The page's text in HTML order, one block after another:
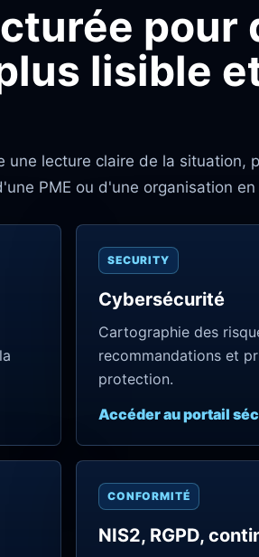
pour
lisible
une lecture claire de la situation,
PME ou d'une organisation
SECURITY
Cybersécurité
Cartographie des
recommandations et
protection.
Accéder au portail
CONFORMITÉ
NIS2, RGPD,